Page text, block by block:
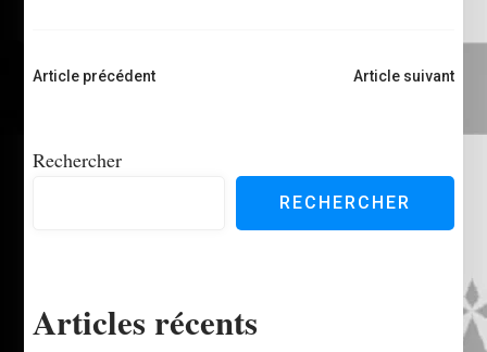
Navigation
Article précédent Article suivant
Rechercher
RECHERCHER
Articles récents